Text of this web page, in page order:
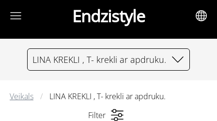
Endzistyle
LINA KREKLI , T- krekli ar apdruku.
Veikals
LINA KREKLI , T- krekli ar apdruku.
Filter